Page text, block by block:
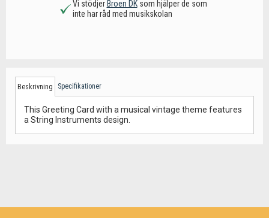
Vi stödjer Broen DKsom hjälper de som
inte har råd med musikskolan
Beskrivning Specifikationer
This Greeting Card with a musical vintage theme features
a String Instruments design.